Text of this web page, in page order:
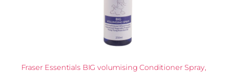
Fraser Essentials BIG volumising Conditioner Spray,